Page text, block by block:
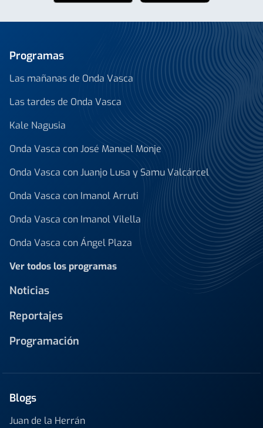
Programas
Las mañanas de Onda Vasca
Las tardes de Onda Vasca
Kale Nagusia
Onda Vasca con José Manuel Monje
Onda Vasca con Juanjo Lusa y Samu Valcárcel
Onda Vasca con Imanol Arruti
Onda Vasca con Imanol Vilella
Onda Vasca con Ángel Plaza
Ver todos los programas
Noticias
Reportajes
Programación
Blogs
Juan de la Herrán